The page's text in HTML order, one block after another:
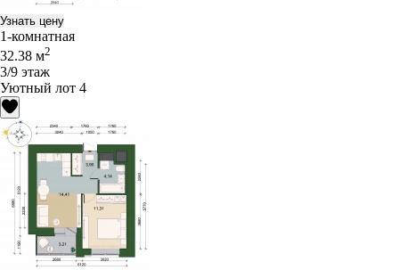
Узнать цену
1-комнатная
32.38 м2
3/9 этаж
Уютный лот 4